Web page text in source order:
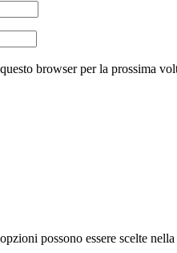
browser per la prossima
possono essere scelte